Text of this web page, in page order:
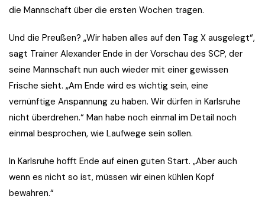
die Mannschaft über die ersten Wochen tragen.
Und die Preußen? „Wir haben alles auf den Tag X ausgelegt“,
sagt Trainer Alexander Ende in der Vorschau des SCP, der
seine Mannschaft nun auch wieder mit einer gewissen
Frische sieht. „Am Ende wird es wichtig sein, eine
vernünftige Anspannung zu haben. Wir dürfen in Karlsruhe
nicht überdrehen.“ Man habe noch einmal im Detail noch
einmal besprochen, wie Laufwege sein sollen.
In Karlsruhe hofft Ende auf einen guten Start. „Aber auch
wenn es nicht so ist, müssen wir einen kühlen Kopf
bewahren.“